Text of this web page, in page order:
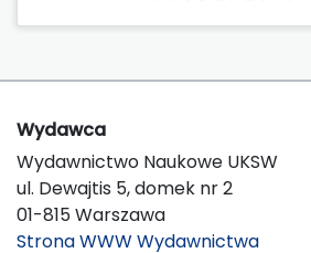
Wydawca
Wydawnictwo Naukowe UKSW
ul. Dewajtis 5, domek nr 2
01-815 Warszawa
Strona WWW Wydawnictwa